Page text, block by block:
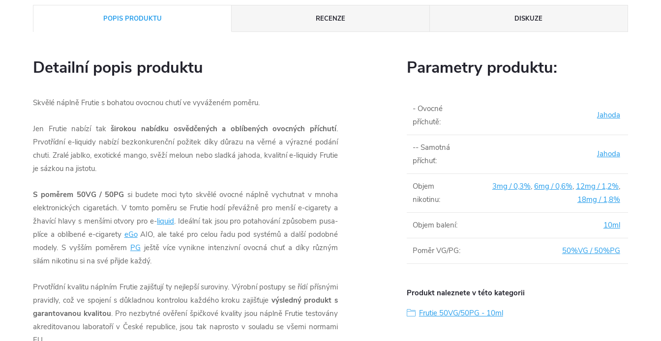
POPIS PRODUKTU RECENZE DISKUZE
Detailní popis produktu
Skvělé náplně Frutie s bohatou ovocnou chutí ve vyváženém poměru.
Jen Frutie nabízí tak širokou nabídku osvědčených a oblíbených ovocných příchutí.
Prvotřídní e-liquidy nabízí bezkonkurenční požitek díky důrazu na věrné a výrazné podání
chuti. Zralé jablko, exotické mango, svěží meloun nebo sladká jahoda, kvalitní e-liquidy Frutie
je sázkou na jistotu.
S poměrem 50VG / 50PG si budete moci tyto skvělé ovocné náplně vychutnat v mnoha
elektronických cigaretách. V tomto poměru se Frutie hodí převážně pro menší e-cigarety a
žhavící hlavy s menšími otvory pro e-liquid. Ideální tak jsou pro potahování způsobem pusa-
plíce a oblíbené e-cigarety eGoAIO, ale také pro celou řadu pod systémů a další podobné
modely. S vyšším poměrem PG ještě více vynikne intenzivní ovocná chuť a díky různým
silám nikotinu si na své přijde každý.
Prvotřídní kvalitu náplním Frutie zajišťují ty nejlepší suroviny. Výrobní postupy se řídí přísnými
pravidly, což ve spojení s důkladnou kontrolou každého kroku zajišťuje výsledný produkt s
garantovanou kvalitou. Pro nezbytné ověření špičkové kvality jsou náplně Frutie testovány
akreditovanou laboratoří v České republice, jsou tak naprosto v souladu se všemi normami
Parametry produktu:
- Ovocné
příchutě:
Jahoda
-- Samotná
příchuť:
Jahoda
Objem
nikotinu:
3mg / 0,3%, 6mg / 0,6%, 12mg / 1,2%,
18mg / 1,8%
Objem balení: 10ml
Poměr VG/PG: 50%VG / 50%PG
Produkt naleznete v této kategorii
Frutie 50VG/50PG - 10ml